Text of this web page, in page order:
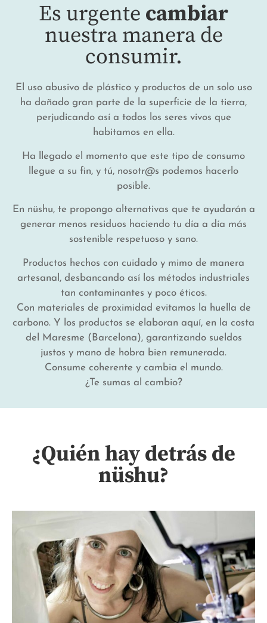
Es urgente cambiar
nuestra manera de
consumir.
El uso abusivo de plástico y productos de un solo uso
ha dañado gran parte de la superficie de la tierra,
perjudicando así a todos los seres vivos que
habitamos en ella.
Ha llegado el momento que este tipo de consumo
llegue a su fin, y tú, nosotr@s podemos hacerlo
posible.
En nüshu, te propongo alternativas que te ayudarán a
generar menos residuos haciendo tu día a día más
sostenible respetuoso y sano.
Productos hechos con cuidado y mimo de manera
artesanal, desbancando así los métodos industriales
tan contaminantes y poco éticos.
Con materiales de proximidad evitamos la huella de
carbono. Y los productos se elaboran aquí, en la costa
del Maresme (Barcelona), garantizando sueldos
justos y mano de hobra bien remunerada.
Consume coherente y cambia el mundo.
¿Te sumas al cambio?
¿Quién hay detrás de
nüshu?